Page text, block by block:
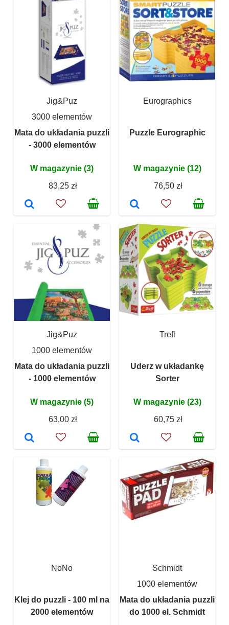
Jig&Puz
3000 elementów
Mata do układania puzzli
- 3000 elementów
W magazynie (3)
83,25 zł
Eurographics
Puzzle Eurographic
W magazynie (12)
76,50 zł
Jig&Puz
1000 elementów
Mata do układania puzzli
- 1000 elementów
W magazynie (5)
63,00 zł
Trefl
Uderz w układankę
Sorter
W magazynie (23)
60,75 zł
NoNo
Klej do puzzli - 100 ml na
2000 elementów
Schmidt
1000 elementów
Mata do układania puzzli
do 1000 el. Schmidt